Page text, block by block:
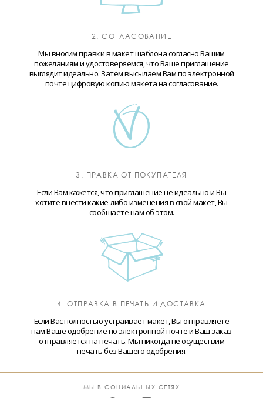
2. СОГЛАСОВАНИЕ
Мы вносим правки в макет шаблона согласно Вашим
пожеланиям и удостоверяемся, что Ваше приглашение
выглядит идеально. Затем высылаем Вам по электронной
почте цифровую копию макета на согласование.
3. ПРАВКА ОТ ПОКУПАТЕЛЯ
Если Вам кажется, что приглашение не идеально и Вы
хотите внести какие-либо изменения в свой макет, Вы
сообщаете нам об этом.
4. ОТПРАВКА В ПЕЧАТЬ И ДОСТАВКА
Если Вас полностью устраивает макет, Вы отправляете
нам Ваше одобрение по электронной почте и Ваш заказ
отправляется на печать. Мы никогда не осуществим
печать без Вашего одобрения.
МЫ В СОЦИАЛЬНЫХ СЕТЯХ